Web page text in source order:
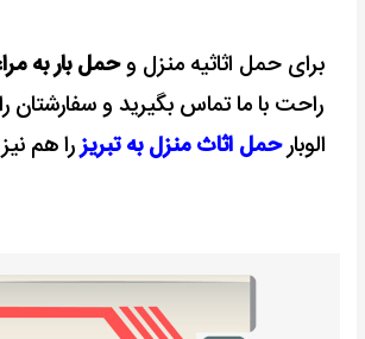
برای حمل اثاثیه منزل وحمل بار به
راحت با ما تماس بگیرید و سفارشتان
الوبارحمل اثاث منزل به تبریزرا هم